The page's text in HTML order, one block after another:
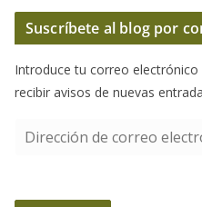
Suscríbete al blog por
Introduce tu correo
recibir avisos de nuevas
e